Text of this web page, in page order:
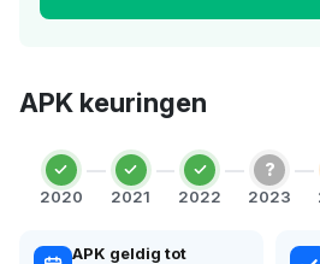
APK keuringen
2020 2021 2022
?
2023
APK geldig tot